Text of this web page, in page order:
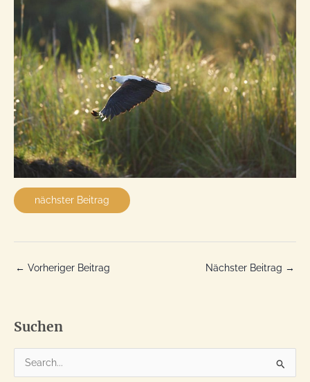
nächster Beitrag
← Vorheriger Beitrag Nächster Beitrag →
Suchen
u